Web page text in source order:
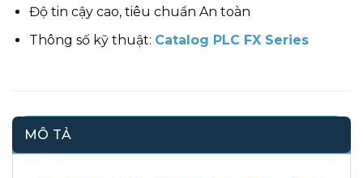
Độ tin cậy cao, tiêu chuẩn An toàn
Thông số kỹ thuật: Catalog PLC FX Series
MÔ TẢ